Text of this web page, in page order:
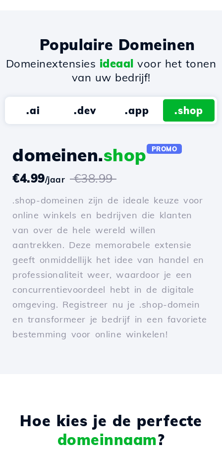
Populaire Domeinen
Domeinextensies ideaal voor het tonen
van uw bedrijf!
.ai .dev .app .shop
domeinen.shop PROMO
€4.99/jaar €38.99
.shop-domeinen zijn de ideale keuze voor
online winkels en bedrijven die klanten
van over de hele wereld willen
aantrekken. Deze memorabele extensie
geeft onmiddellijk het idee van handel en
professionaliteit weer, waardoor je een
concurrentievoordeel hebt in de digitale
omgeving. Registreer nu je .shop-domein
en transformeer je bedrijf in een favoriete
bestemming voor online winkelen!
Hoe kies je de perfecte
domeinnaam?